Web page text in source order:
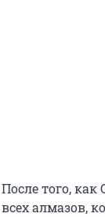
После того, как
всех алмазов,